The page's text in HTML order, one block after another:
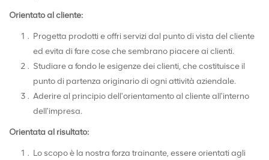
Orientato al cliente:
Progetta prodotti e offri servizi dal punto di vista del cliente
ed evita di fare cose che sembrano piacere ai clienti.
Studiare a fondo le esigenze dei clienti, che costituisce il
punto di partenza originario di ogni attività aziendale.
Aderire al principio dell'orientamento al cliente all'interno
dell'impresa.
Orientata al risultato:
Lo scopo è la nostra forza trainante, essere orientati agli